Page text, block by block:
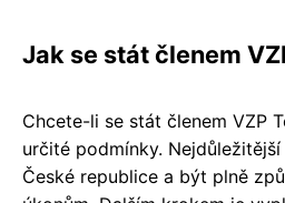
Jak se stát členem
Chcete-li se stát členem VZP
určité podmínky.
České republice a být plně